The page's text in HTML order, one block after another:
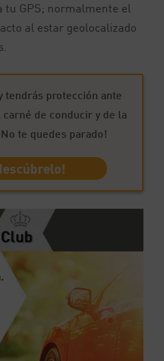
tu GPS; normalmente el
al estar geolocalizado
tendrás protección ante
de conducir y de la
te quedes parado!